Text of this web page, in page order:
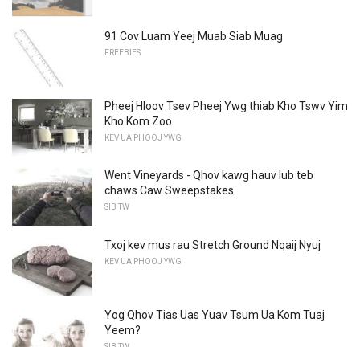
91 Cov Luam Yeej Muab Siab Muag
FREEBIES
Pheej Hloov Tsev Pheej Ywg thiab Kho Tswv Yim
Kho Kom Zoo
KEV UA PHOOJ YWG
Went Vineyards - Qhov kawg hauv lub teb
chaws Caw Sweepstakes
SIB TW
Txoj kev mus rau Stretch Ground Nqaij Nyuj
KEV UA PHOOJ YWG
Yog Qhov Tias Uas Yuav Tsum Ua Kom Tuaj
Yeem?